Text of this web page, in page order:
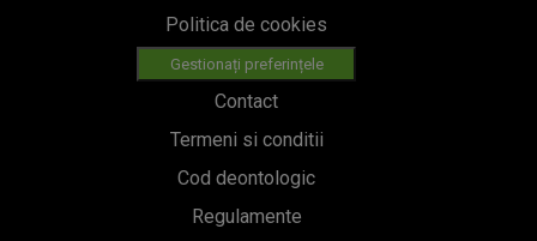
Politica de cookies
Gestionați preferințele
Contact
Termeni si conditii
Cod deontologic
Regulamente